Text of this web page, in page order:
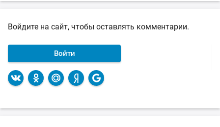
Войдите на сайт, чтобы оставлять комментарии.
Войти